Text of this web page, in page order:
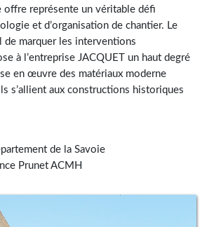
offre représente un véritable défi
et d’organisation de chantier. Le
de marquer les interventions
à l’entreprise JACQUET un haut degré
en œuvre des matériaux moderne
s’allient aux constructions historiques
de la Savoie
Prunet ACMH